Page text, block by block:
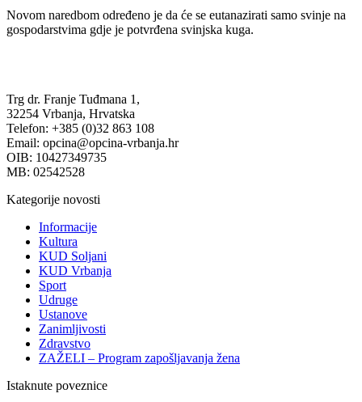
Novom naredbom određeno je da će se eutanazirati samo svinje na
gospodarstvima gdje je potvrđena svinjska kuga.
Trg dr. Franje Tuđmana 1,
32254 Vrbanja, Hrvatska
Telefon: +385 (0)32 863 108
Email: opcina@opcina-vrbanja.hr
OIB: 10427349735
MB: 02542528
Kategorije novosti
Informacije
Kultura
KUD Soljani
KUD Vrbanja
Sport
Udruge
Ustanove
Zanimljivosti
Zdravstvo
ZAŽELI – Program zapošljavanja žena
Istaknute poveznice